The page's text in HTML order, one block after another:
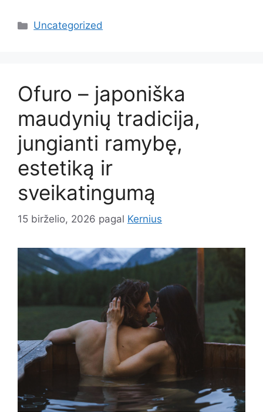
Kategorijos
Uncategorized
Ofuro – japoniška
maudynių tradicija,
jungianti ramybę,
estetiką ir
sveikatingumą
15 birželio, 2026 pagal Kernius